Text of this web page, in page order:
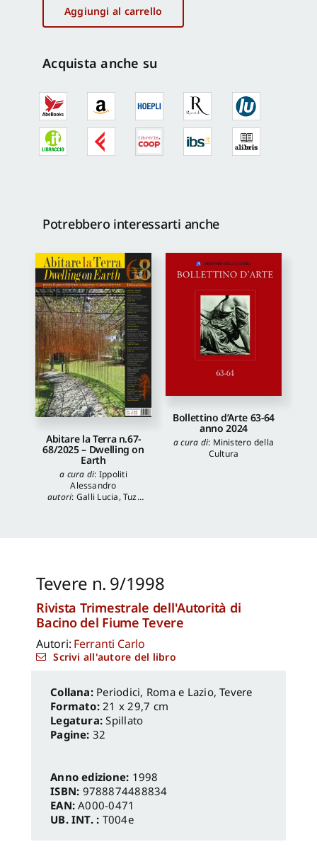
Newsletter
9/1998
quantità
Aggiungi al carrello
Acquista anche su
Potrebbero interessarti anche
Abitare la Terra n.67-
68/2025 – Dwelling on
Earth
a cura di: Ippoliti
Alessandro
autori: Galli Lucia,Tuzi
Bollettino d’Arte 63-64
anno 2024
a cura di: Ministero della
Cultura
Tevere n. 9/1998
Rivista Trimestrale dell'Autorità di
Bacino del Fiume Tevere
Autori: Ferranti Carlo
Scrivi all'autore del libro
Periodici, Roma e Lazio,Tevere
Formato:21 x 29,7 cm
Legatura:Spillato
Pagine: 32
Anno edizione: 1998
ISBN: 9788874488834
EAN:A000-0471
UB. INT. : T004e